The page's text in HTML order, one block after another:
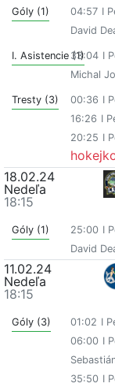
Góly (1) 04:57 I
David
I. Asistencie (1)33:04 I
Michal
Tresty (3) 00:36 I
16:26 I
20:25 I
18.02.24
Nedeľa
18:15
Góly (1) 25:00 I
David
11.02.24
Nedeľa
18:15
Góly (3) 01:02 I
06:00 I
35:50 I